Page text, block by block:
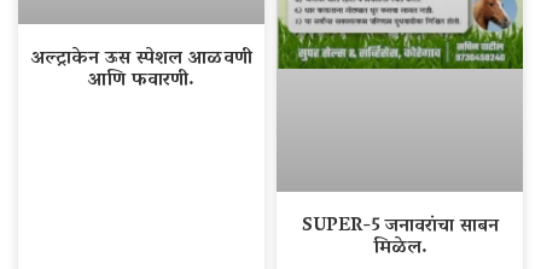
अल्ट्राकेन ऊस स्पेशल आळवणी
आणि फवारणी.
SUPER-5 जनावरांचा साबन
मिळेल.